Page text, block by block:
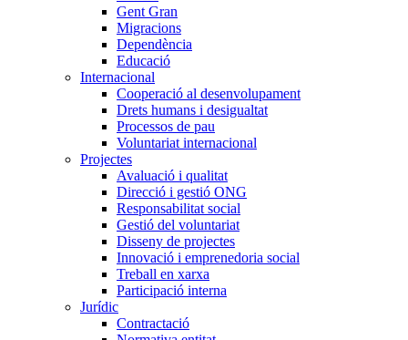
Gent Gran
Migracions
Dependència
Educació
Internacional
Cooperació al desenvolupament
Drets humans i desigualtat
Processos de pau
Voluntariat internacional
Projectes
Avaluació i qualitat
Direcció i gestió ONG
Responsabilitat social
Gestió del voluntariat
Disseny de projectes
Innovació i emprenedoria social
Treball en xarxa
Participació interna
Jurídic
Contractació